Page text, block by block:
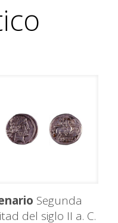
Segunda
del siglo II a. C.